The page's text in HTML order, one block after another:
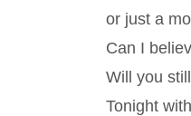
or just a
Can I
Will you
Tonight